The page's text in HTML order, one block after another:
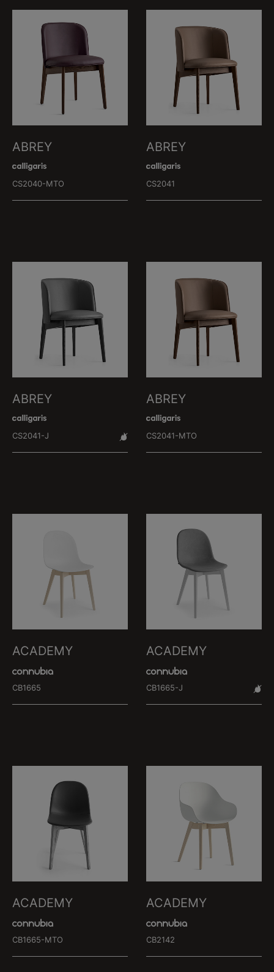
ABREY
CS2040-MTO
ABREY
CS2041
ABREY
CS2041-J
ABREY
CS2041-MTO
ACADEMY
CB1665
ACADEMY
CB1665-J
ACADEMY
CB1665-MTO
ACADEMY
CB2142